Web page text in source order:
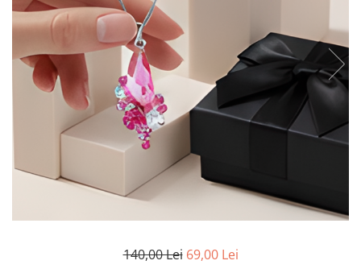
Cadouri barbati
Seturi cadou barbati
Seturi cadou barbati portofel si curea
Ceasuri pentru EL
Cadouri craciun barbati
Cadouri personalizate barbati
Caciuli copii
Cadouri copii bebelusi 0+
Lenjerii de pat Disney
Etichete scolare
Sepci personalizate
Bannere personalizate scoli si gradinite
Caserole personalizate sandwich
Saculeti personalizati
Sticla de apa personalizata
Agende si caiete personalizate
140,00 Lei 69,00 Lei